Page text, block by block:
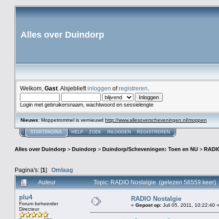
Alles over Duindorp
Welkom, Gast . Alsjeblieftinloggen ofregistreren
Login met gebruikersnaam, wachtwoord en sessielengte
Nieuws: Moppetrommel is vernieuwd http://www.allesoverscheveningen.nl/moppen
STARTPAGINA HELP ZOEK INLOGGEN REGISTREREN
Alles over Duindorp > Duindorp > Duindorp/Scheveningen: Toen en NU >
Pagina's: [1] Omlaag
Auteur
Topic: RADIO Nostalgie (gelezen 56559 keer)
plu4
Forum beheerder
Directeur
RADIO Nostalgie
« Gepost op: Juli 05, 2011, 10:22:40 »